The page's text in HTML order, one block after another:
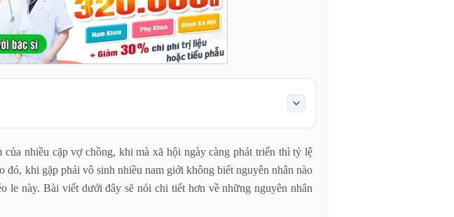
ở nam giới
có tinh trùng
ít tinh dịch
hại
của nhiều cặp vợ chồng, khi mà xã hội ngày càng phát triển thì tỷ lệ
đó, khi gặp phải vô sinh nhiều nam giới không biết nguyên nhân nào
le này. Bài viết dưới đây sẽ nói chi tiết hơn về những nguyên nhân